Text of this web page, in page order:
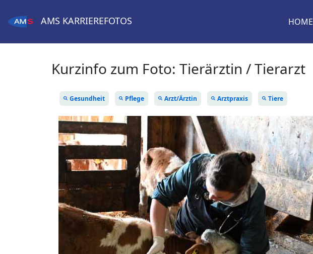
AMS KARRIEREFOTOS HOME
Kurzinfo zum Foto: Tierärztin / Tierarzt
Gesundheit Pflege Arzt/Ärztin Arztpraxis Tiere